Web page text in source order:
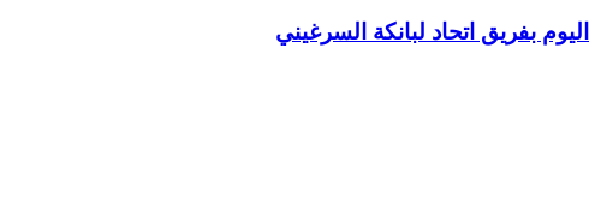
بفريق اتحاد لبانكة السرغيني